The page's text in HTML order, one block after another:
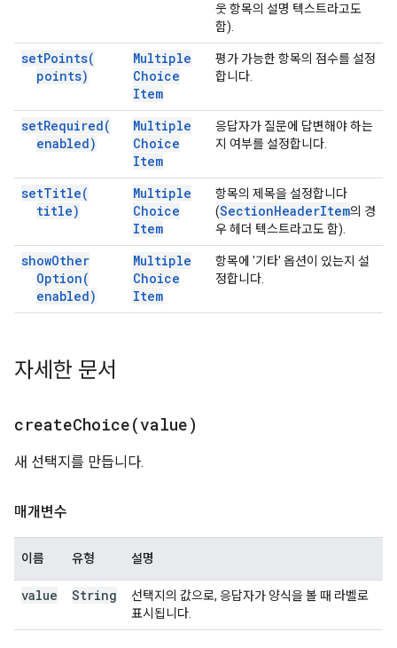
웃 항목의 설명 텍스트라고도
함).
setPoints(
points)
Multiple
Choice
Item
평가 가능한 항목의 점수를 설정
합니다.
setRequired(
enabled)
Multiple
Choice
Item
응답자가 질문에 답변해야 하는
지 여부를 설정합니다.
setTitle(
title)
Multiple
Choice
Item
항목의 제목을 설정합니다
(SectionHeaderItem의 경
우 헤더 텍스트라고도 함).
showOther
Option(
enabled)
Multiple
Choice
Item
항목에 '기타' 옵션이 있는지 설
정합니다.
자세한 문서
createChoice(value)
새 선택지를 만듭니다.
매개변수
이름 유형 설명
value String
선택지의 값으로, 응답자가 양식을 볼 때 라벨로
표시됩니다.